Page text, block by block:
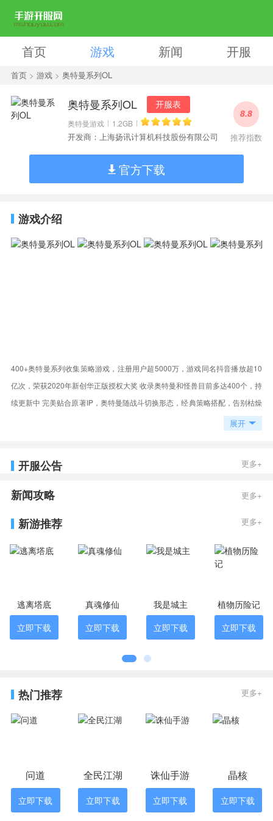
首页 游戏 新闻 开服
首页> 游戏> 奥特曼系列OL
奥特曼系列OL 开服表
奥特曼游戏 1.2GB
开发商：上海扬讯计算机科技股份有限公司
8.8
推荐指数
官方下载
游戏介绍
400+奥特曼系列收集策略游戏，注册用户超5000万，游戏同名抖音播放超10
亿次，荣获2020年新创华正版授权大奖 收录奥特曼和怪兽目前多达400个，持
续更新中 完美贴合原著IP，奥特曼随战斗切换形态，经典策略搭配，告别枯燥
战斗观看 原汁原味还原人间体、宝物变身器 超良心还原奥特曼招牌光线技能
展开
开服公告 更多+
新闻攻略 更多+
新游推荐 更多+
逃离塔底
立即下载
真魂修仙
立即下载
我是城主
立即下载
植物历险记
立即下载
热门推荐 更多+
问道
立即下载
全民江湖
立即下载
诛仙手游
立即下载
晶核
立即下载